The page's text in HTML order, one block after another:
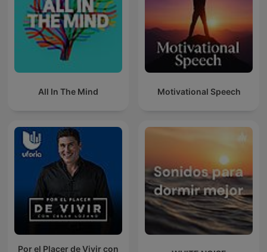
All In The Mind Motivational Speech
Por el Placer de Vivir con